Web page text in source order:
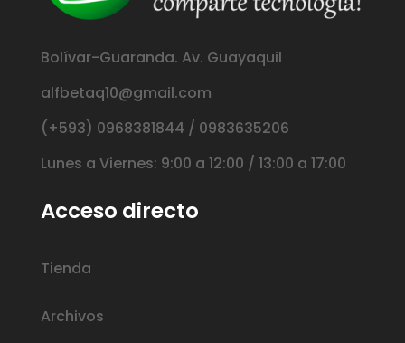
Bolívar-Guaranda. Av. Guayaquil
alfbetaq10@gmail.com
(+593) 0968381844 / 0983635206
Lunes a Viernes: 9:00 a 12:00 / 13:00 a 17:00
Acceso directo
Tienda
Archivos